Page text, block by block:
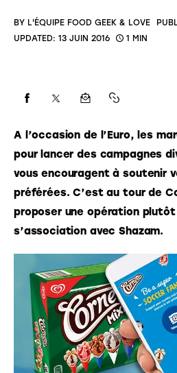
BY L'ÉQUIPE FOOD GEEK & LOVE
UPDATED: 13 JUIN 2016 1 MIN
A l’occasion de l’Euro, les
pour lancer des campagnes
vous encouragent à soutenir
préférées. C’est au tour de
proposer une opération
s’association avec Shazam.